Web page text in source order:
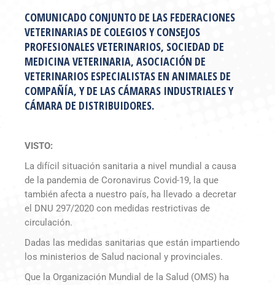
COMUNICADO CONJUNTO DE LAS FEDERACIONES
VETERINARIAS DE COLEGIOS Y CONSEJOS
PROFESIONALES VETERINARIOS, SOCIEDAD DE
MEDICINA VETERINARIA, ASOCIACIÓN DE
VETERINARIOS ESPECIALISTAS EN ANIMALES DE
COMPAÑÍA, Y DE LAS CÁMARAS INDUSTRIALES Y
CÁMARA DE DISTRIBUIDORES.
VISTO:
La difícil situación sanitaria a nivel mundial a causa
de la pandemia de Coronavirus Covid-19, la que
también afecta a nuestro país, ha llevado a decretar
el DNU 297/2020 con medidas restrictivas de
circulación.
Dadas las medidas sanitarias que están impartiendo
los ministerios de Salud nacional y provinciales.
Que la Organización Mundial de la Salud (OMS) ha